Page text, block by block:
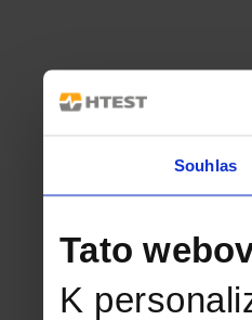
Souhlas
Tato
K